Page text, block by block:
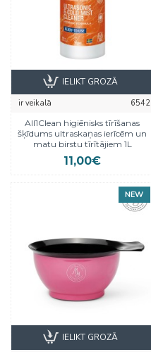
ir veikalā
6542
All1Clean higiēnisks tīrīšanas
šķīdums ultraskaņas ierīcēm un
matu birstu tīrītājiem 1L
11,00€
IELIKT GROZĀ
NEW
IELIKT GROZĀ